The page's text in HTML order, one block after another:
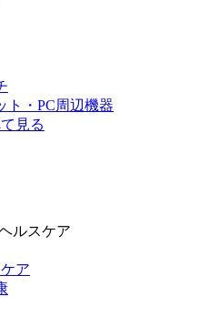
ト・PC周辺機器
見る
ルスケア
ア